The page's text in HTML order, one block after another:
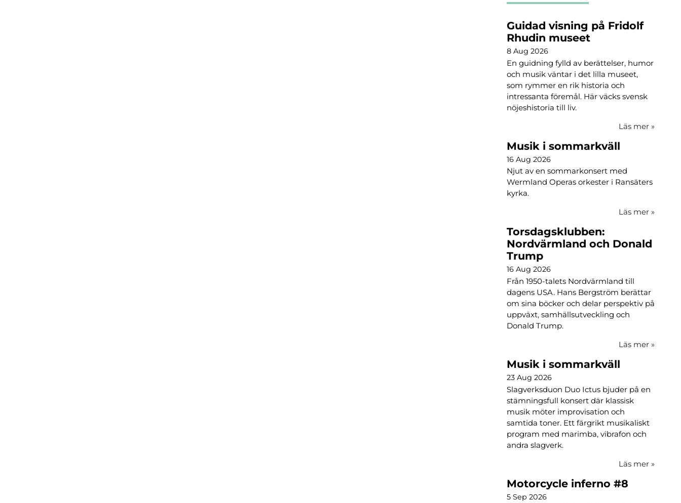
Guidad visning på Fridolf
Rhudin museet
8 Aug 2026
En guidning fylld av berättelser, humor
och musik väntar i det lilla museet,
som rymmer en rik historia och
intressanta föremål. Här väcks svensk
nöjeshistoria till liv.
Läs mer »
Musik i sommarkväll
16 Aug 2026
Njut av en sommarkonsert med
Wermland Operas orkester i Ransäters
kyrka.
Läs mer »
Torsdagsklubben:
Nordvärmland och Donald
Trump
16 Aug 2026
Från 1950-talets Nordvärmland till
dagens USA. Hans Bergström berättar
om sina böcker och delar perspektiv på
uppväxt, samhällsutveckling och
Donald Trump.
Läs mer »
Musik i sommarkväll
23 Aug 2026
Slagverksduon Duo Ictus bjuder på en
stämningsfull konsert där klassisk
musik möter improvisation och
samtida toner. Ett färgrikt musikaliskt
program med marimba, vibrafon och
andra slagverk.
Läs mer »
Motorcycle inferno #8
5 Sep 2026